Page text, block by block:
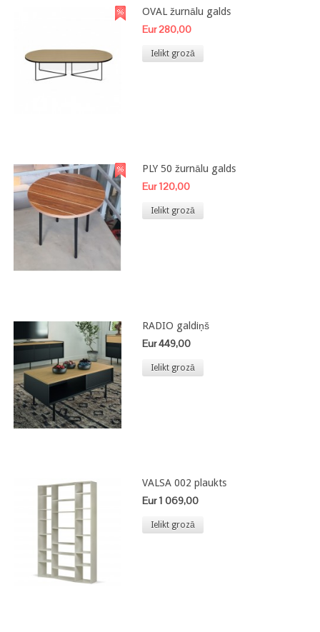
OVAL žurnālu galds
Eur 280,00
Ielikt grozā
PLY 50 žurnālu galds
Eur 120,00
Ielikt grozā
RADIO galdiņš
Eur 449,00
Ielikt grozā
VALSA 002 plaukts
Eur 1 069,00
Ielikt grozā